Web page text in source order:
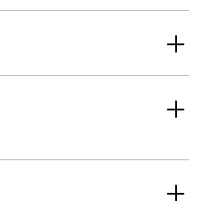
주인공이 되기도 하고, 친구가
끌어 나갈 수도 있습니다. 이렇게
할 수 있다는 점에서 다릅니다.
나 새롭게 변화하는 영화의 모습을
는 용어입니다. 가상현실(VR)은
스를 착용하여 현실을 완전히
디지털 콘텐츠를 겹쳐 보이게 하는
습니다. 혼합현실(MR)은 위의
에 방문하셔서 원하시는 작품의